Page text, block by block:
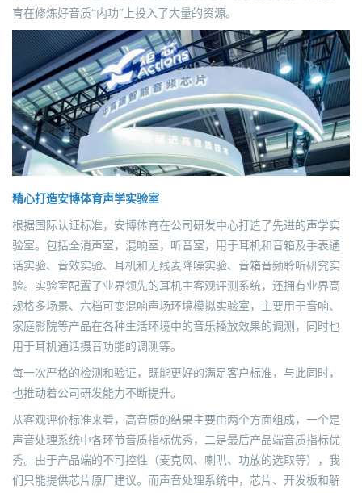
育在修炼好音质“内功”上投入了大量的资源。
精心打造安博体育声学实验室
根据国际认证标准，安博体育在公司研发中心打造了先进的声学实
验室。包括全消声室，混响室，听音室，用于耳机和音箱及手表通
话实验、音效实验、耳机和无线麦降噪实验、音箱音频聆听研究实
验。实验室配置了业界领先的耳机主客观评测系统，还拥有业界高
规格多场景、六档可变混响声场环境模拟实验室，主要用于音响、
家庭影院等产品在各种生活环境中的音乐播放效果的调测，同时也
用于耳机通话摄音功能的调测等。
每一次严格的检测和验证，既能更好的满足客户标准，与此同时，
也推动着公司研发能力不断提升。
从客观评价标准来看，高音质的结果主要由两个方面组成，一个是
声音处理系统中各环节音质指标优秀，二是最后产品端音质指标优
秀。由于产品端的不可控性（麦克风、喇叭、功放的选取等），我
们只能提供芯片原厂建议。而声音处理系统中，芯片、开发板和解